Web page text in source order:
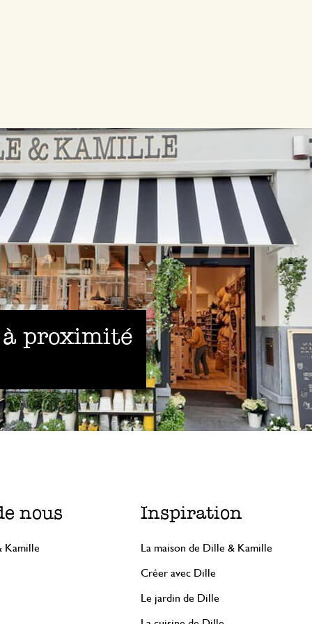
proximité
nous
Kamille
Inspiration
La maison de Dille & Kamille
Créer avec Dille
Le jardin de Dille